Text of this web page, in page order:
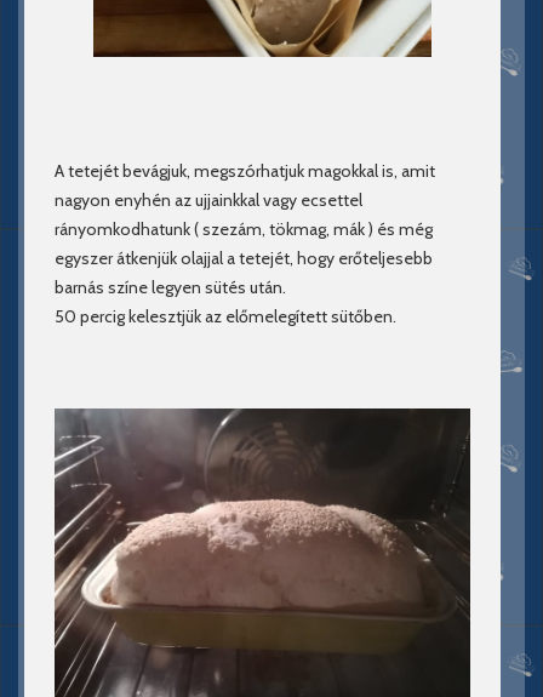
A tetejét bevágjuk, megszórhatjuk magokkal is, amit
nagyon enyhén az ujjainkkal vagy ecsettel
rányomkodhatunk ( szezám, tökmag, mák ) és még
egyszer átkenjük olajjal a tetejét, hogy erőteljesebb
barnás színe legyen sütés után.
50 percig kelesztjük az előmelegített sütőben.